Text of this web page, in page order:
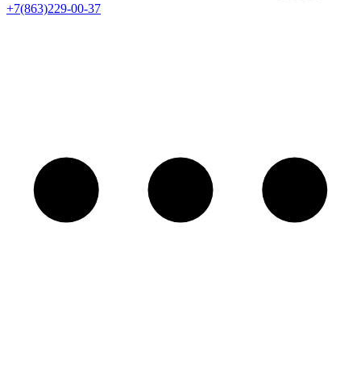
+7(863)229-00-37